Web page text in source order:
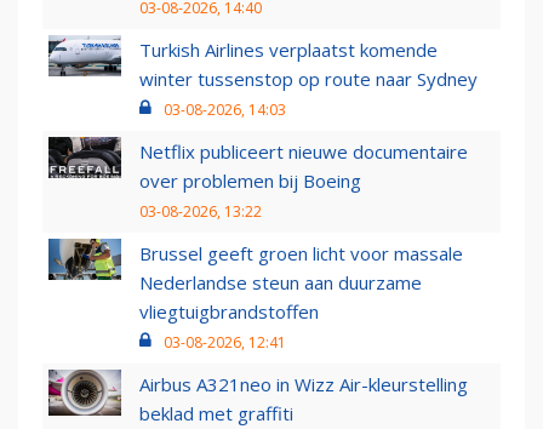
03-08-2026, 14:40
Turkish Airlines verplaatst komende
winter tussenstop op route naar Sydney
03-08-2026, 14:03
Netflix publiceert nieuwe documentaire
over problemen bij Boeing
03-08-2026, 13:22
Brussel geeft groen licht voor massale
Nederlandse steun aan duurzame
vliegtuigbrandstoffen
03-08-2026, 12:41
Airbus A321neo in Wizz Air-kleurstelling
beklad met graffiti